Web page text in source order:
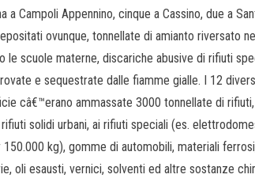
a Campoli Appennino, cinque a Cassino, due a
ovunque, tonnellate di amianto riversato
le scuole materne, discariche abusive di rifiuti
e sequestrate dalle fiamme gialle. I 12
câ€™erano ammassate 3000 tonnellate di
solidi urbani, ai rifiuti speciali (es.
kg), gomme di automobili, materiali
oli esausti, vernici, solventi ed altre sostanze